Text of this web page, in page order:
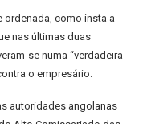
ordenada, como insta a
nas últimas duas
se numa “verdadeira
o empresário.
autoridades angolanas